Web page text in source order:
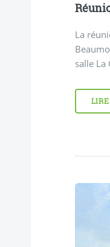
La
salle La